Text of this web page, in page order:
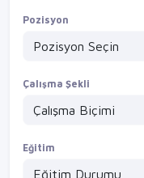
Detayları Gör
Pozisyon
Çalışma Şekli
Eğitim